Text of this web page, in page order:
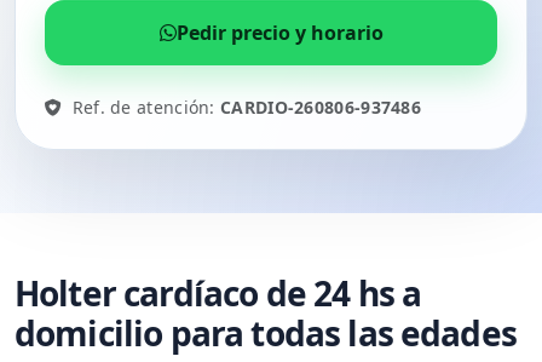
Pedir precio y horario
Ref. de atención:CARDIO-260806-937486
Holter cardíaco de 24 hs a
domicilio para todas las edades